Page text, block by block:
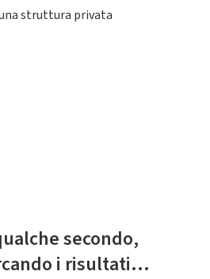
struttura privata
secondo,
i risultati...